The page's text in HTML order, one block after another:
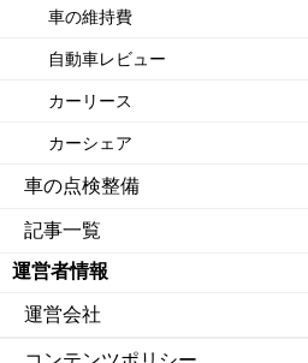
車の維持費
自動車レビュー
カーリース
カーシェア
車の点検整備
記事一覧
運営者情報
運営会社